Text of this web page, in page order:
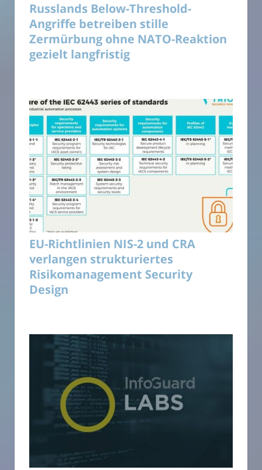
Russlands Below-Threshold-
Angriffe betreiben stille
Zermürbung ohne NATO-Reaktion
gezielt langfristig
EU-Richtlinien NIS-2 und CRA
verlangen strukturiertes
Risikomanagement Security
Design